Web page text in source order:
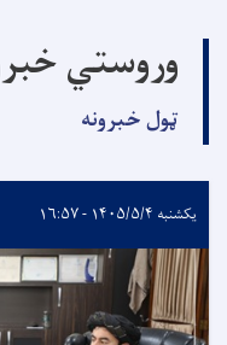
وروستي
ټول خبرونه
یکشنبه ۱۴۰۵/۵/۴ - ۱۶:۵۷